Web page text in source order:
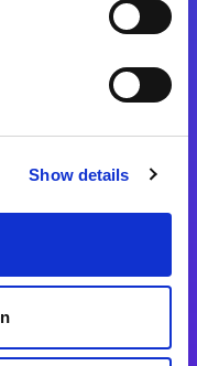
Show details
ェア
ご案内